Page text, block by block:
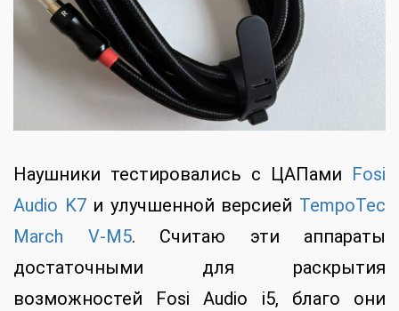
Наушники тестировались с ЦАПами Fosi
Audio K7и улучшенной версией TempoTec
March V-M5. Считаю эти аппараты
достаточными для раскрытия
возможностей Fosi Audio i5, благо они